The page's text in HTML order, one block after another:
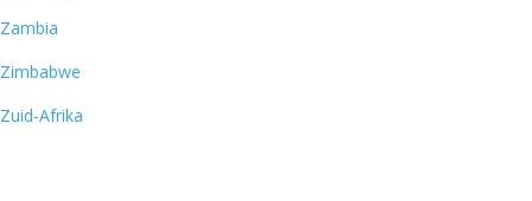
Zambia
Zimbabwe
Zuid-Afrika